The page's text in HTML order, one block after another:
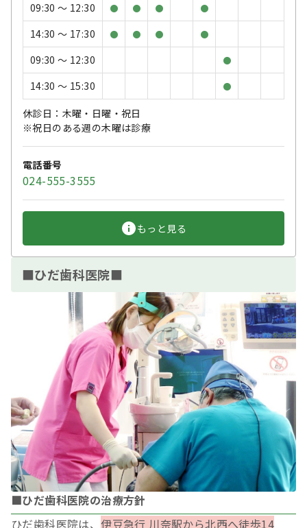
09:30 〜 12:30
● ● ● ●
14:30 〜 17:30 ● ● ● ●
09:30 〜 12:30 ●
14:30 〜 15:30 ●
休診日：木曜・日曜・祝日
※祝日のある週の木曜は診療
電話番号
024-555-3555
もっと見る
■ひだ歯科医院■
■ひだ歯科医院の治療方針
ひだ歯科医院は、伊豆急行 川奈駅から北西へ徒歩14